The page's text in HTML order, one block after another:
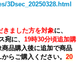
きました方を対象に、
宛に、 19時30分頃追加購
商品購入後に追加で商品
らご購入ください。 20